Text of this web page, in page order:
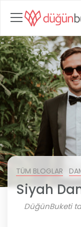
TÜM BLOGLAR
Siyah
DüğünBuketi